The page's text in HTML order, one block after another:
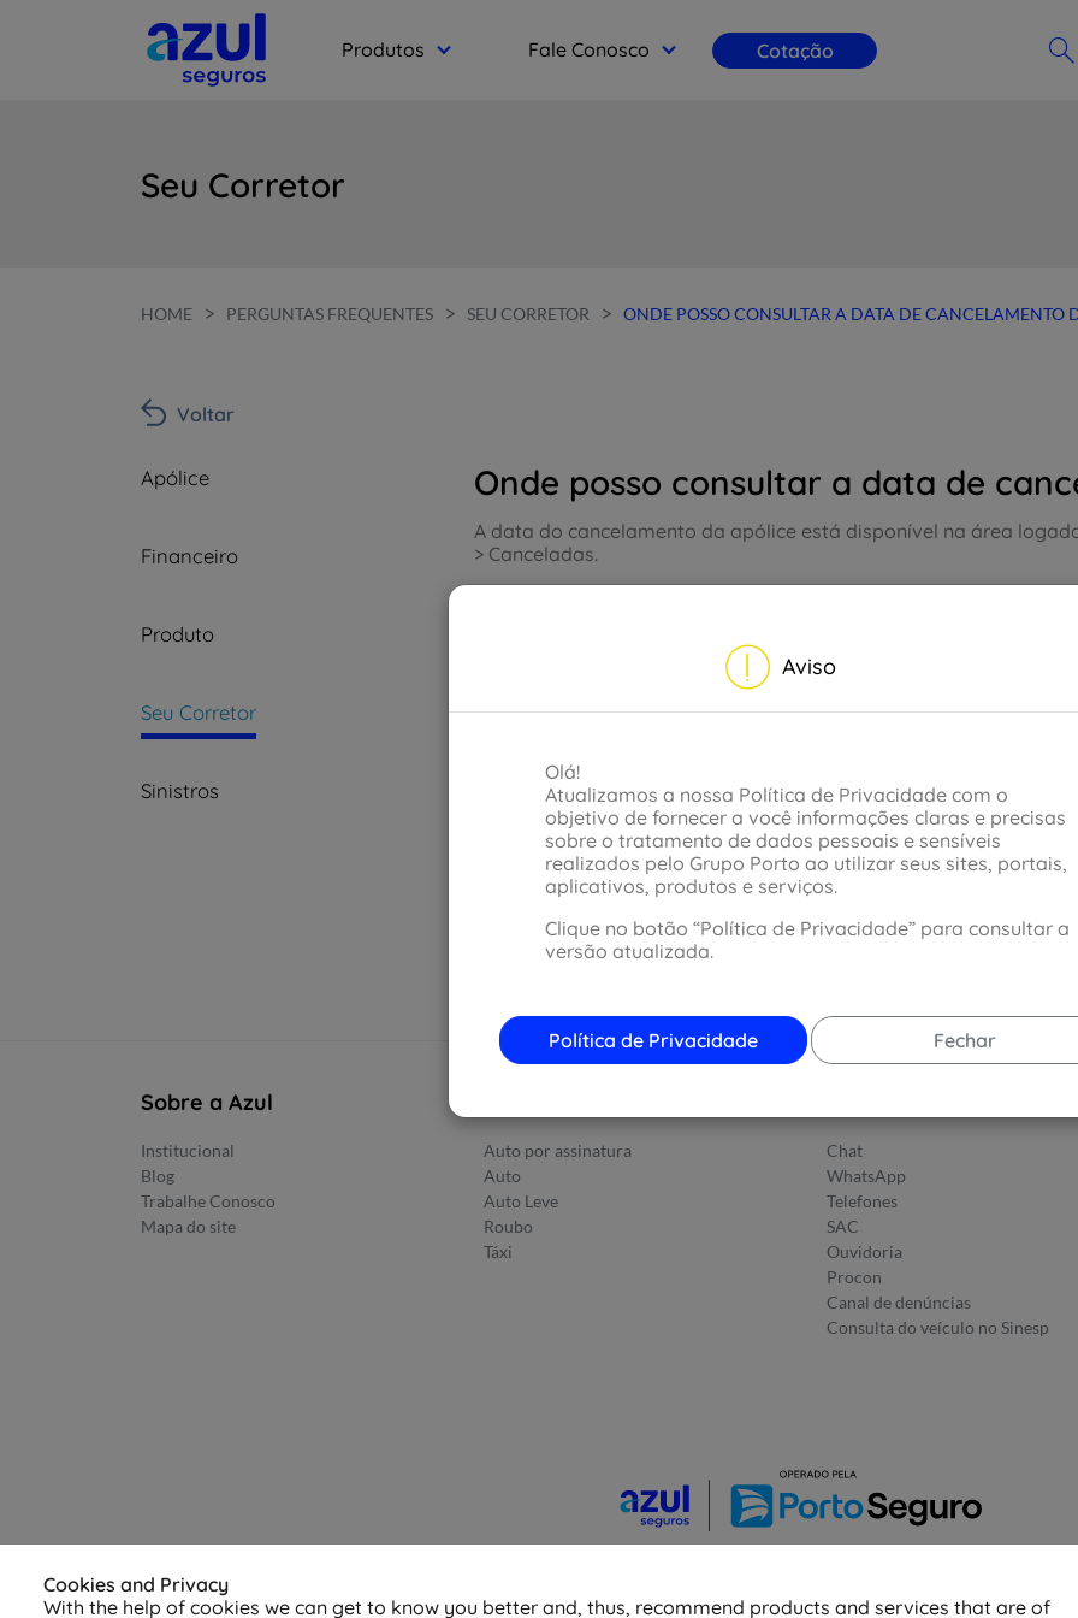
Cookies and Privacy
With the help of cookies we can get to know you better and, thus, recommend products and services that are of
Produtos Fale Conosco Cotação
Seu Corretor
HOME > PERGUNTAS FREQUENTES > SEU CORRETOR > ONDE POSSO CONSULTAR A DATA DE CANCELAMENTO
Voltar
Apólice
Financeiro
Produto
Seu Corretor
Sinistros
Onde posso consultar a data de
A data do cancelamento da apólice está disponível na área
> Canceladas.
Sobre a Azul
Institucional
Blog
Trabalhe Conosco
Mapa do site
Auto por assinatura
Auto
Auto Leve
Roubo
Táxi
Chat
WhatsApp
Telefones
SAC
Ouvidoria
Procon
Canal de denúncias
Consulta do veículo no Sinesp
© 2026 Azul Seguros - Todos os direitos reservados
Aviso
Olá!
Atualizamos a nossa Política de Privacidade com o
objetivo de fornecer a você informações claras e precisas
sobre o tratamento de dados pessoais e sensíveis
realizados pelo Grupo Porto ao utilizar seus sites, portais,
aplicativos, produtos e serviços.
Clique no botão “Política de Privacidade” para consultar a
versão atualizada.
Política de Privacidade Fechar